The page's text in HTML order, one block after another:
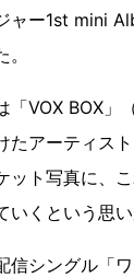
ャー1st mini
「VOX BOX」
たアーティス
ット写真に、
いくという思い
信シングル「